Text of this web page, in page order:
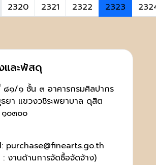
2320 2321 2322 2323
และพัสดุ
๘๑/๑ ชั้น ๓ อาคารกรมศิลปากร
ยา แขวงวชิระพยาบาล ดุสิต
๑๐๓๐๐
purchase@finearts.go.th
งานด้านการจัดซื้อจัดจ้าง)